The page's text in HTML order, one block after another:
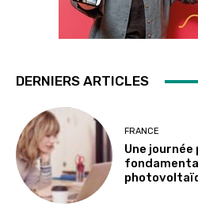
DERNIERS ARTICLES
FRANCE
Une